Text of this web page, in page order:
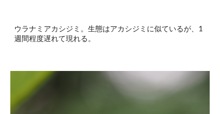
ウラナミアカシジミ。生態はアカシジミに似ているが、1
週間程度遅れて現れる。